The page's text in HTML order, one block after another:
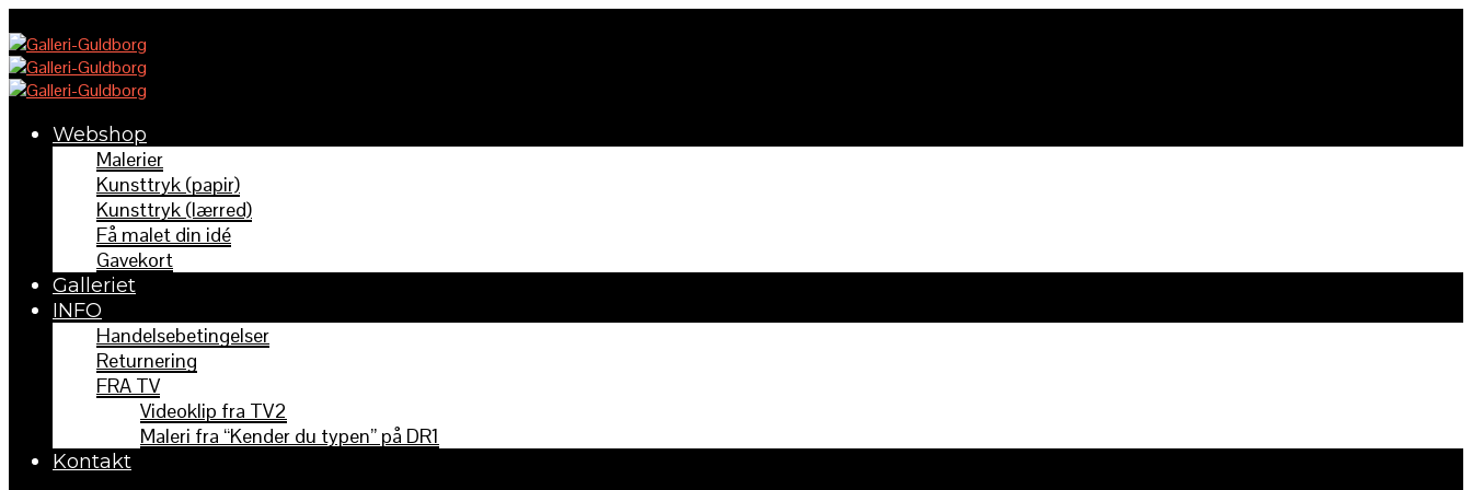
Webshop
Malerier
Kunsttryk (papir)
Kunsttryk (lærred)
Få malet din idé
Gavekort
Galleriet
INFO
Handelsebetingelser
Returnering
FRA TV
Videoklip fra TV2
Maleri fra “Kender du typen” på DR1
Kontakt